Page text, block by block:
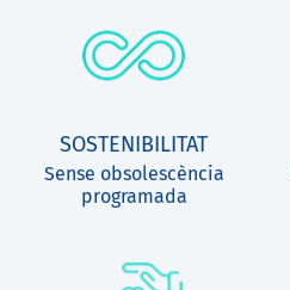
SOSTENIBILITAT
Sense obsolescència
programada